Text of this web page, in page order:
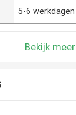
5-6 werkdagen
Bekijk meer